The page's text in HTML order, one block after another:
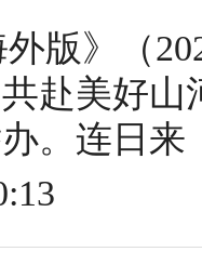
外版》（
赴美好
。连日